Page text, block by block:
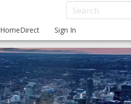
HomeDirect Sign In